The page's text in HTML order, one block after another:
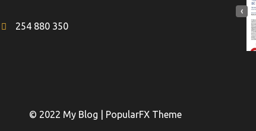
254 880 350
‹
© 2022 My Blog | PopularFX Theme